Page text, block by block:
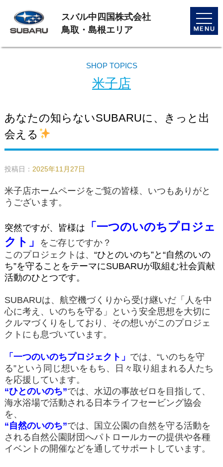
toggle
スバル中四国株式会社
鳥取・島根エリア
SHOP TOPICS
米子店
あなたの知らないSUBARUに、きっと出
会える
投稿日： 2025年11月27日
米子店ホームページをご覧の皆様、いつもありがと
うございます。
突然ですが、皆様は
「一つのいのちプロジェ
クト」
をご存じですか？
このプロジェクトは、 “ひとのいのち”と“自然のいの
ち”を守ることをテーマにSUBARUが取組む社会貢献
活動のひとつです。
SUBARUは、航空機づくりから受け継いだ「人を中
心に考え、いのちを守る」という安全思想を大切に
クルマづくりをしており、その想いがこのプロジェ
クトにも息づいています。
「一つのいのちプロジェクト」 では、“いのちを守
る”という同じ想いをもち、日々取り組まれる人たち
を応援しています。
“ひとのいのち”では、水辺の事故ゼロを目指して、
海水浴場で活動される日本ライフセービング協会
を、
“自然のいのち”では、国立公園の自然を守る活動を
される自然公園財団へパトロールカーの提供や各種
イベントの開催などを通してサポートしています。